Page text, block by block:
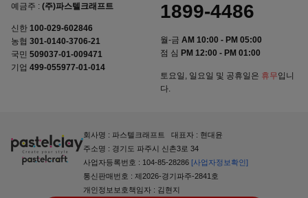
예금주 : (주)파스텔크래프트
신한 100-029-602846
농협 301-0140-3706-21
국민 509037-01-009471
기업 499-055977-01-014
1899-4486
월-금 AM 10:00 - PM 05:00
점 심 PM 12:00 - PM 01:00
토요일, 일요일 및 공휴일은 휴무입니
다.
회사명 : 파스텔크래프트 대표자 : 현대윤
주소명 : 경기도 파주시 신촌3로 34
사업자등록번호 : 104-85-28286 [사업자정보확인]
통신판매번호 : 제2026-경기파주-2841호
개인정보보호책임자 : 김현지